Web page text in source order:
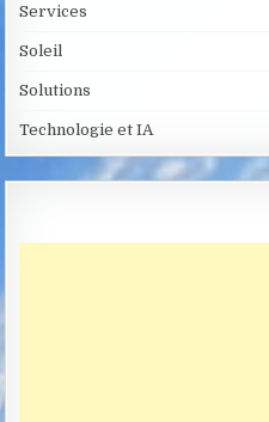
Services
Soleil
Solutions
Technologie et IA